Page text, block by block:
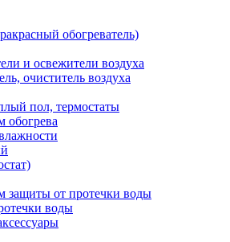
обогреватель)
и освежители воздуха
очиститель воздуха
пол, термостаты
обогрева
защиты от протечки воды
воды